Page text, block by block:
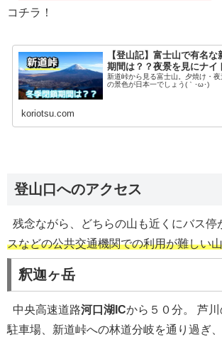
コチラ！
【登山記】富士山で有名
期間は？？夜景を見にナイ
新道峠から見る富士山。夕焼け・
の景色が日本一でしょう(｀･ω･)
koriotsu.com
登山口へのアクセス
残念ながら、どちらの山も近くにバス停
スなどの公共交通機関での利用が難しい
釈迦ヶ岳
中央高速道路河口湖ICから５０分。 芦
駐車場、新道峠への林道分岐を通り過ぎ